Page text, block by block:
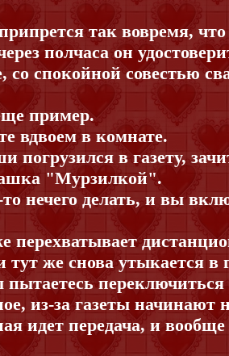
так вовремя,
полчаса он
со спокойной совестью
пример.
вдвоем в комнате.
погрузился в газету,
"Мурзилкой".
нечего делать, и вы
перехватывает
тут же снова утыкается в
пытаетесь переключиться
из-за газеты начинают
идет передача, и